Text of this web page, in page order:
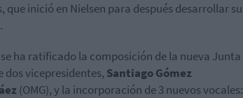
inició en Nielsen para después desarrollar su
ha ratificado la composición de la nueva Junta
dos vicepresidentes, Santiago Gómez
(OMG), y la incorporación de 3 nuevos vocales: